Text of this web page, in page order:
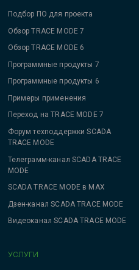
Подбор ПО для проекта
Обзор TRACE MODE 7
Обзор TRACE MODE 6
Программные продукты 7
Программные продукты 6
Примеры применения
Переход на TRACE MODE 7
Форум техподдержки SCADA
TRACE MODE
Телеграмм-канал SCADA TRACE
MODE
SCADA TRACE MODE в MAX
Дзен-канал SCADA TRACE MODE
Видеоканал SCADA TRACE MODE
УСЛУГИ